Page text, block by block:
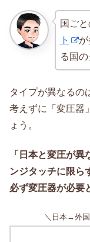
国ご
ト
が
る国
タイプが異なるの
考えずに「変圧器
ょう。
「日本と変圧が
ンジタッチに限ら
必ず変圧器が必要
＼日本→外